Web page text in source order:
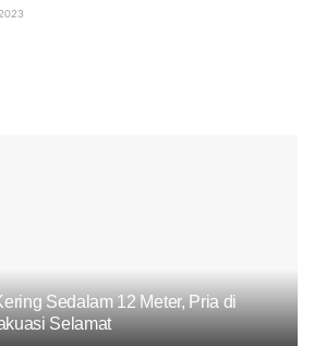
Sedalam 12 Meter, Pria di
Selamat